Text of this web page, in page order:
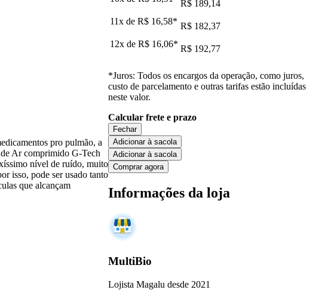
R$ 189,14
11x de R$ 16,58* R$ 182,37
12x de R$ 16,06* R$ 192,77
*Juros: Todos os encargos da operação, como juros,
custo de parcelamento e outras tarifas estão incluídas
neste valor.
Calcular frete e prazo
Fechar
Adicionar à sacola
Adicionar à sacola
Comprar agora
Informações da loja
MultiBio
Lojista Magalu desde 2021
pro pulmão, a
Ar comprimido G-Tech
nível de ruído, muito
isso, pode ser usado tanto
que alcançam